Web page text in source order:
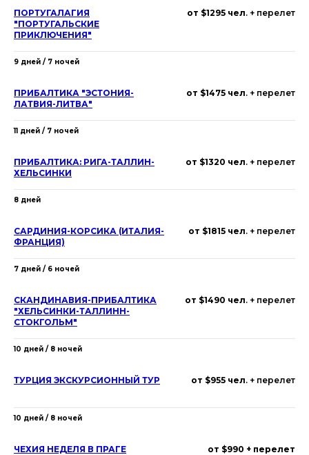
ПОРТУГАЛАГИЯ
"ПОРТУГАЛЬСКИЕ
ПРИКЛЮЧЕНИЯ"
от $1295 чел. + перелет
9 дней / 7 ночей
ПРИБАЛТИКА "ЭСТОНИЯ-
ЛАТВИЯ-ЛИТВА"
от $1475 чел. + перелет
11 дней / 7 ночей
ПРИБАЛТИКА: РИГА-ТАЛЛИН-
ХЕЛЬСИНКИ
от $1320 чел. + перелет
8 дней
САРДИНИЯ-КОРСИКА (ИТАЛИЯ-
ФРАНЦИЯ)
от $1815 чел. + перелет
7 дней / 6 ночей
СКАНДИНАВИЯ-ПРИБАЛТИКА
"ХЕЛЬСИНКИ-ТАЛЛИНН-
СТОКГОЛЬМ"
от $1490 чел. + перелет
10 дней / 8 ночей
ТУРЦИЯ ЭКСКУРСИОННЫЙ ТУР от $955 чел. + перелет
10 дней / 8 ночей
ЧЕХИЯ НЕДЕЛЯ В ПРАГЕ от $990 + перелет